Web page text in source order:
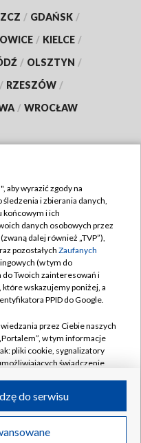
/ GDAŃSK /
/ KIELCE /
/ OLSZTYN /
/ RZESZÓW /
/ WROCŁAW
TVP
S.A. w likwidacji
aby wyrazić zgody na
i zbierania danych,
końcowym i ich
danych osobowych przez
dalej również „TVP”),
pozostałych Zaufanych
(w tym do
Twoich zainteresowań i
wskazujemy poniżej, a
PPID do Google.
przez Ciebie naszych
w tym informacje
pliki cookie, sygnalizatory
świadczenie
przez Ciebie
adresy IP, identyfikatory
do serwisu